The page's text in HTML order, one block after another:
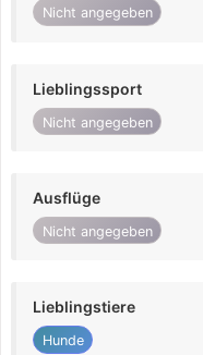
Nicht angegeben
Lieblingssport
Nicht angegeben
Ausflüge
Nicht angegeben
Lieblingstiere
Hunde